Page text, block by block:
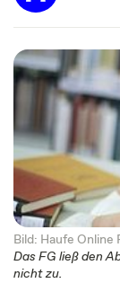
Bild: Haufe Online
Das FG ließ den
nicht zu.